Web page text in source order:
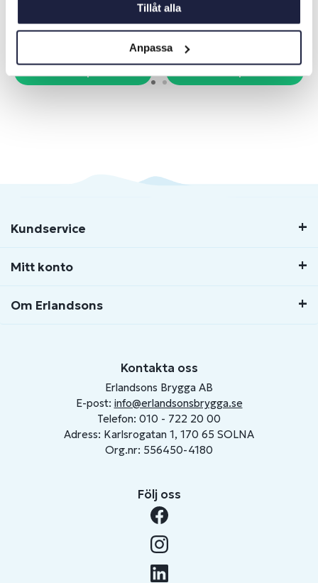
Tillåt alla
Anpassa
865 kr
Kundservice
Mitt konto
Om Erlandsons
Kontakta oss
Erlandsons Brygga AB
E-post: info@erlandsonsbrygga.se
Telefon: 010 - 722 20 00
Adress: Karlsrogatan 1, 170 65 SOLNA
Org.nr: 556450-4180
Följ oss